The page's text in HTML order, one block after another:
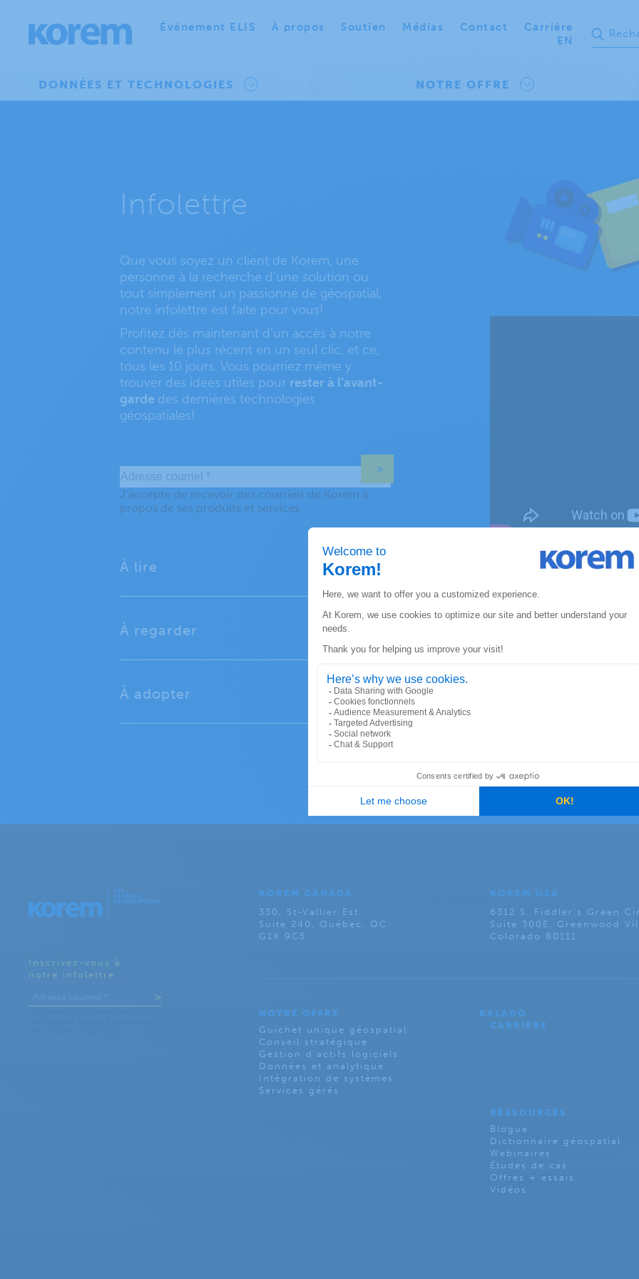
Événement ELIS À propos Soutien Médias Contact
Carrière
EN
DONNÉES ET TECHNOLOGIES NOTRE OFFRE
Infolettre
Que vous soyez un client de Korem, une
personne à la recherche d’une solution ou
tout simplement un passionné de géospatial,
notre infolettre est faite pour vous!
Profitez dès maintenant d’un accès à notre
contenu le plus récent en un seul clic, et ce,
tous les 10 jours. Vous pourriez même y
trouver des idées utiles pour rester à l’avant-
garde des dernières technologies
géospatiales!
À lire
À regarder
À adopter
Inscrivez-vous à
notre infolettre :
KOREM CANADA
330, St-Vallier Est
Suite 240, Québec, QC
G1K 9C5
KOREM USA
6312 S. Fiddler’s Green
Suite 300E, Greenwood
Colorado 80111
NOTRE OFFRE
Guichet unique géospatial
Conseil stratégique
Gestion d’actifs logiciels
Données et analytique
Intégration de systèmes
Services gérés
BALADO
CARRIÈRE
RESSOURCES
Blogue
Dictionnaire géospatial
Webinaires
Études de cas
Offres + essais
Vidéos